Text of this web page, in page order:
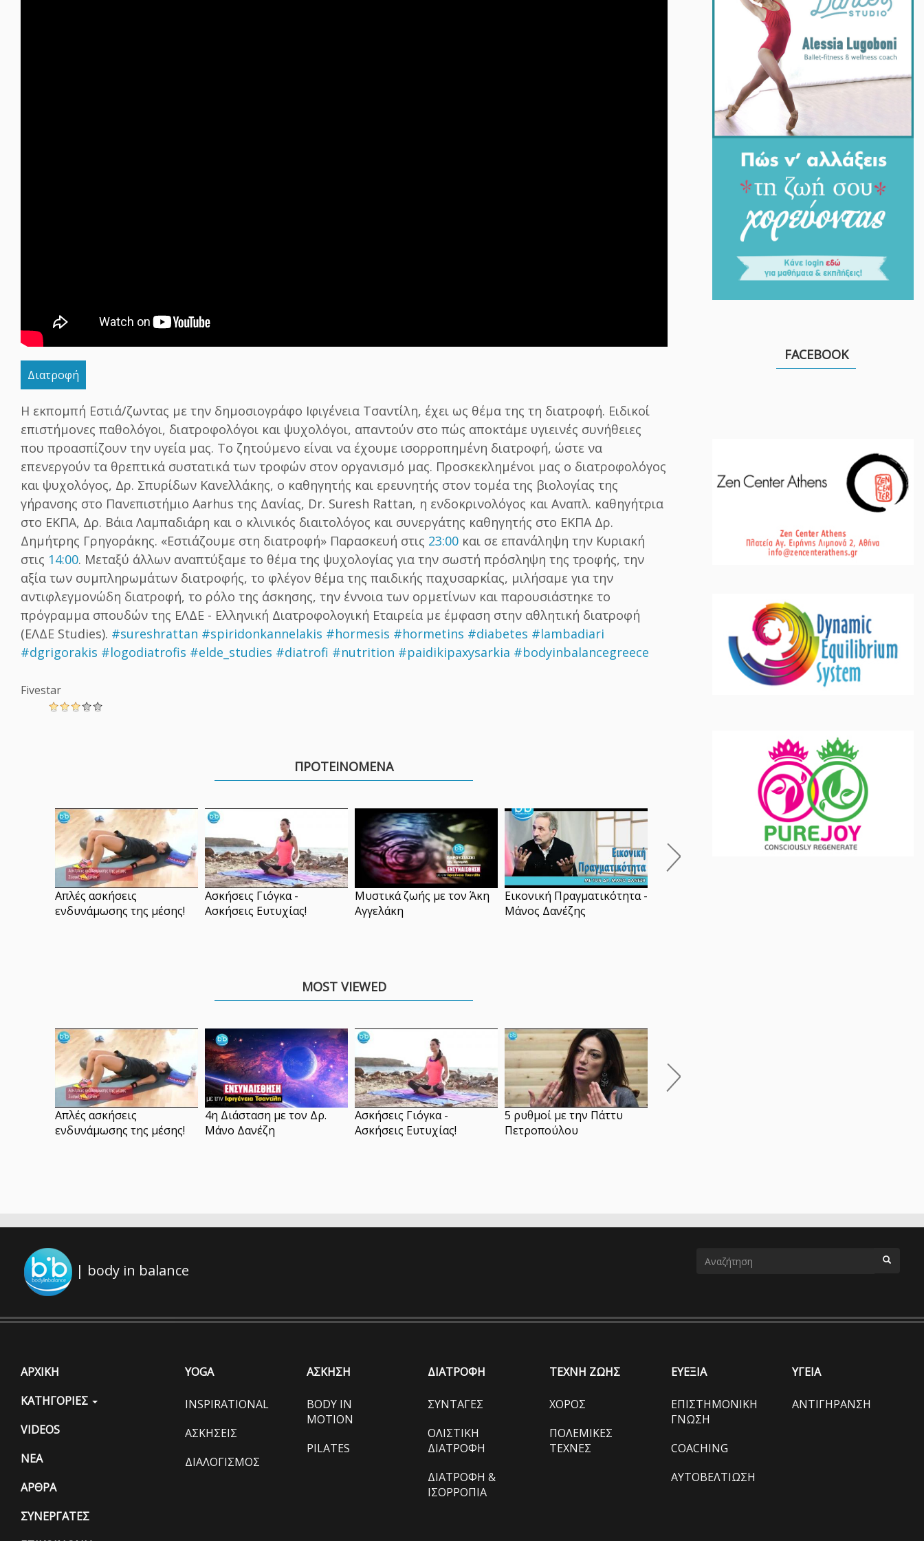
Διατροφή
Η εκπομπή Εστιά/ζωντας με την δημοσιογράφο Ιφιγένεια Τσαντίλη, έχει ως θέμα της τη διατροφή. Ειδικοί
επιστήμονες παθολόγοι, διατροφολόγοι και ψυχολόγοι, απαντούν στο πώς αποκτάμε υγιεινές συνήθειες
που προασπίζουν την υγεία μας. Το ζητούμενο είναι να έχουμε ισορροπημένη διατροφή, ώστε να
επενεργούν τα θρεπτικά συστατικά των τροφών στον οργανισμό μας. Προσκεκλημένοι μας ο διατροφολόγος
και ψυχολόγος, Δρ. Σπυρίδων Κανελλάκης, ο καθηγητής και ερευνητής στον τομέα της βιολογίας της
γήρανσης στο Πανεπιστήμιο Aarhus της Δανίας, Dr. Suresh Rattan, η ενδοκρινολόγος και Αναπλ. καθηγήτρια
στο ΕΚΠΑ, Δρ. Βάια Λαμπαδιάρη και ο κλινικός διαιτολόγος και συνεργάτης καθηγητής στο ΕΚΠΑ Δρ.
Δημήτρης Γρηγοράκης. «Εστιάζουμε στη διατροφή» Παρασκευή στις 23:00 και σε επανάληψη την Κυριακή
στις 14:00. Μεταξύ άλλων αναπτύξαμε το θέμα της ψυχολογίας για την σωστή πρόσληψη της τροφής, την
αξία των συμπληρωμάτων διατροφής, το φλέγον θέμα της παιδικής παχυσαρκίας, μιλήσαμε για την
αντιφλεγμονώδη διατροφή, το ρόλο της άσκησης, την έννοια των ορμετίνων και παρουσιάστηκε το
πρόγραμμα σπουδών της ΕΛΔΕ - Ελληνική Διατροφολογική Εταιρεία με έμφαση στην αθλητική διατροφή
(ΕΛΔΕ Studies). #sureshrattan #spiridonkannelakis #hormesis #hormetins #diabetes #lambadiari
#dgrigorakis #logodiatrofis #elde_studies #diatrofi #nutrition #paidikipaxysarkia #bodyinbalancegreece
Fivestar
ΠΡΟΤΕΙΝΟΜΕΝΑ
Απλές ασκήσεις
ενδυνάμωσης της μέσης!
Ασκήσεις Γιόγκα -
Ασκήσεις Ευτυχίας!
Μυστικά ζωής με τον Άκη
Αγγελάκη
Εικονική Πραγματικότητα -
Μάνος Δανέζης
Η Μαρίνα Αμπράμοβιτς
στο Μουσείο Μπενάκη
μέχρι τις 24 Απριλίου
Άκης Αγγελάκης -
Συμφιλίωση με τον
εαυτό
MOST VIEWED
Απλές ασκήσεις
ενδυνάμωσης της μέσης!
4η Διάσταση με τον Δρ.
Μάνο Δανέζη
Ασκήσεις Γιόγκα -
Ασκήσεις Ευτυχίας!
5 ρυθμοί με την Πάττυ
Πετροπούλου
FACEBOOK
| body in balance
Φόρμα
αναζήτησης
ΑΡΧΙΚΗ
ΚΑΤΗΓΟΡΙΕΣ
VIDEOS
ΝΕΑ
ΑΡΘΡΑ
ΣΥΝΕΡΓΑΤΕΣ
YOGA
INSPIRATIONAL
ΑΣΚΗΣΕΙΣ
ΔΙΑΛΟΓΙΣΜΟΣ
ΑΣΚΗΣΗ
BODY IN
MOTION
PILATES
ΔΙΑΤΡΟΦΗ
ΣΥΝΤΑΓΕΣ
ΟΛΙΣΤΙΚΗ
ΔΙΑΤΡΟΦΗ
ΔΙΑΤΡΟΦΗ &
ΙΣΟΡΡΟΠΙΑ
ΤΕΧΝΗ ΖΩΗΣ
ΧΟΡΟΣ
ΠΟΛΕΜΙΚΕΣ
ΤΕΧΝΕΣ
ΕΥΕΞΙΑ
ΕΠΙΣΤΗΜΟΝΙΚΗ
ΓΝΩΣΗ
COACHING
ΑΥΤΟΒΕΛΤΙΩΣΗ
ΥΓΕΙΑ
ΑΝΤΙΓΗΡΑΝΣΗ